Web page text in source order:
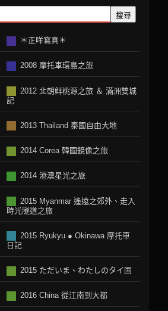
搜尋
＊正咩寫真＊
2008 摩托車環島之旅
2012 北朝鲜桃源之旅 ＆ 滿洲雙城
記
2013 Thailand 泰國自由大地
2014 Corea 韓國鏡像之旅
2014 港澳星光之旅
2015 Myanmar 遙遠之郊外、走入
時光隧道之旅
2015 Ryukyu ● Okinawa 摩托車
日記
2015 ただいま、わたしのタイ国
2016 China 從江南到大都